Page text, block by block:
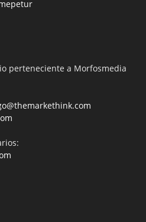
perteneciente a Morfosmedia